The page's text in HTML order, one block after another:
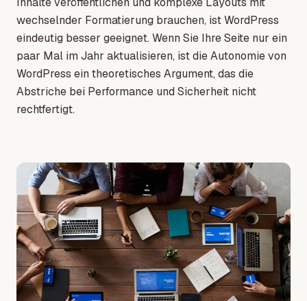
wechselnder Formatierung brauchen, ist WordPress
eindeutig besser geeignet. Wenn Sie Ihre Seite nur ein
paar Mal im Jahr aktualisieren, ist die Autonomie von
WordPress ein theoretisches Argument, das die
Abstriche bei Performance und Sicherheit nicht
rechtfertigt.